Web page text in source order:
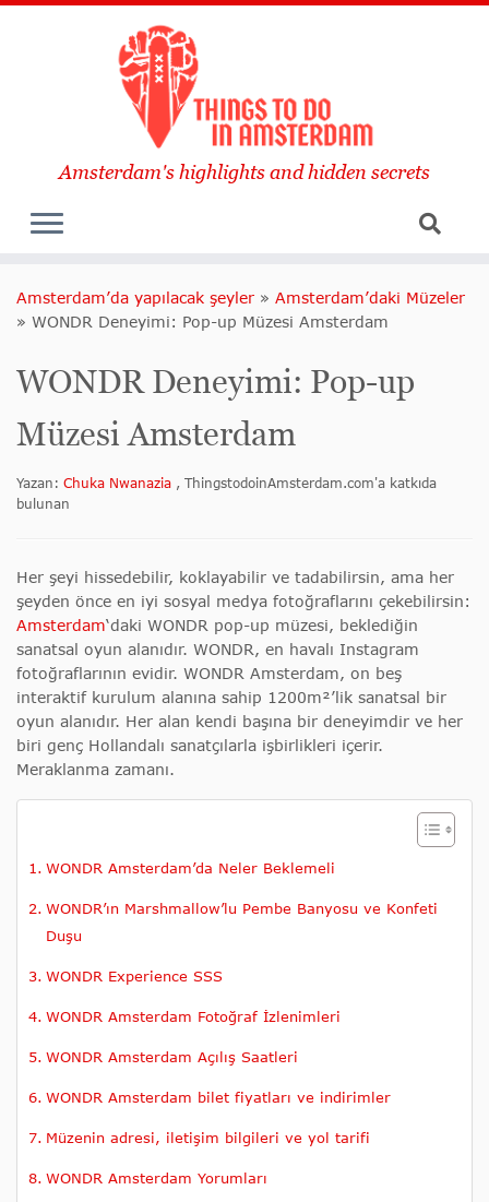
Amsterdam's highlights and hidden secrets
Amsterdam’da yapılacak şeyler » Amsterdam’daki Müzeler
» WONDR Deneyimi: Pop-up Müzesi Amsterdam
WONDR Deneyimi: Pop-up
Müzesi Amsterdam
Yazan: Chuka Nwanazia , ThingstodoinAmsterdam.com'a katkıda
bulunan
Her şeyi hissedebilir, koklayabilir ve tadabilirsin, ama her
şeyden önce en iyi sosyal medya fotoğraflarını çekebilirsin:
Amsterdam‘daki WONDR pop-up müzesi, beklediğin
sanatsal oyun alanıdır. WONDR, en havalı Instagram
fotoğraflarının evidir. WONDR Amsterdam, on beş
interaktif kurulum alanına sahip 1200m²’lik sanatsal bir
oyun alanıdır. Her alan kendi başına bir deneyimdir ve her
biri genç Hollandalı sanatçılarla işbirlikleri içerir.
Meraklanma zamanı.
WONDR Amsterdam’da Neler Beklemeli
WONDR’ın Marshmallow’lu Pembe Banyosu ve Konfeti
Duşu
WONDR Experience SSS
WONDR Amsterdam Fotoğraf İzlenimleri
WONDR Amsterdam Açılış Saatleri
WONDR Amsterdam bilet fiyatları ve indirimler
Müzenin adresi, iletişim bilgileri ve yol tarifi
WONDR Amsterdam Yorumları